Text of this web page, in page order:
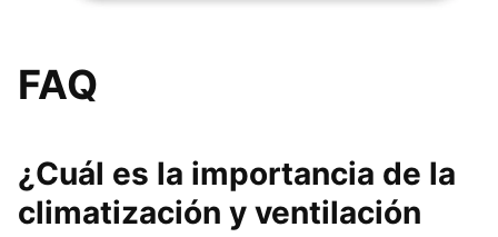
FAQ
¿Cuál es la importancia de la
climatización y ventilación